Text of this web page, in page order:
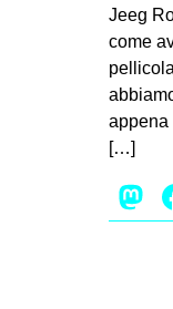
Jeeg
come
appena
[…]